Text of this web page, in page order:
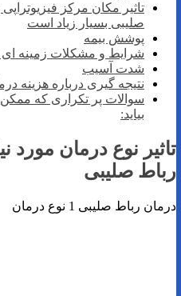
تاثیر مکان مرکز
صلیبی بسیار زیاد است
پوشش بیمه
شرایط و مشکلات زمینه ای
شدت آسیب
نتیجه گیری درباره هزینه
سوالات پر تکراری که
بیاید:
تاثیر نوع درمان مورد
رباط صلیبی
درمان رباط صلیبی 1 نوع درمان